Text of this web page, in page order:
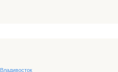
Владивосток